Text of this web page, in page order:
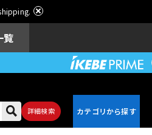
覧
詳細検索